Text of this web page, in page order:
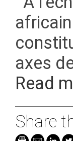
axes
Read
Share